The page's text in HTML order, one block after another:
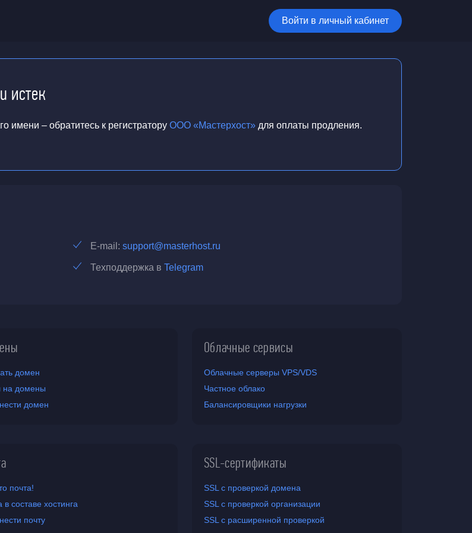
Войти в личный кабинет
истек
имени – обратитесь к регистратору ООО «Мастерхост» для оплаты продления.
E-mail: support@masterhost.ru
Техподдержка в Telegram
домен
на домены
домен
Облачные сервисы
Облачные серверы VPS/VDS
Частное облако
Балансировщики нагрузки
почта!
в составе хостинга
почту
SSL-сертификаты
SSL с проверкой домена
SSL с проверкой организации
SSL с расширенной проверкой